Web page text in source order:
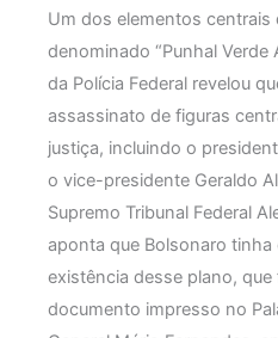
Um dos elementos centrais
denominado “Punhal Verde
da Polícia Federal revelou
assassinato de figuras
justiça, incluindo o
o vice-presidente Geraldo
Supremo Tribunal Federal
aponta que Bolsonaro
existência desse plano,
documento impresso no